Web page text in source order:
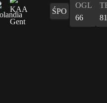
ŚPO
OGL
66
81